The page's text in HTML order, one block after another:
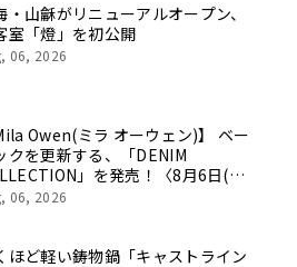
公開！
・山龢がリニューアルオープン、
室「燈」を初公開
06, 2026
Owen(ミラ オーウェン)】 ベー
クを更新する、「DENIM
」を発売！〈8月6日(木)
〉
06, 2026
ほど軽い鋳物鍋「キャストライン